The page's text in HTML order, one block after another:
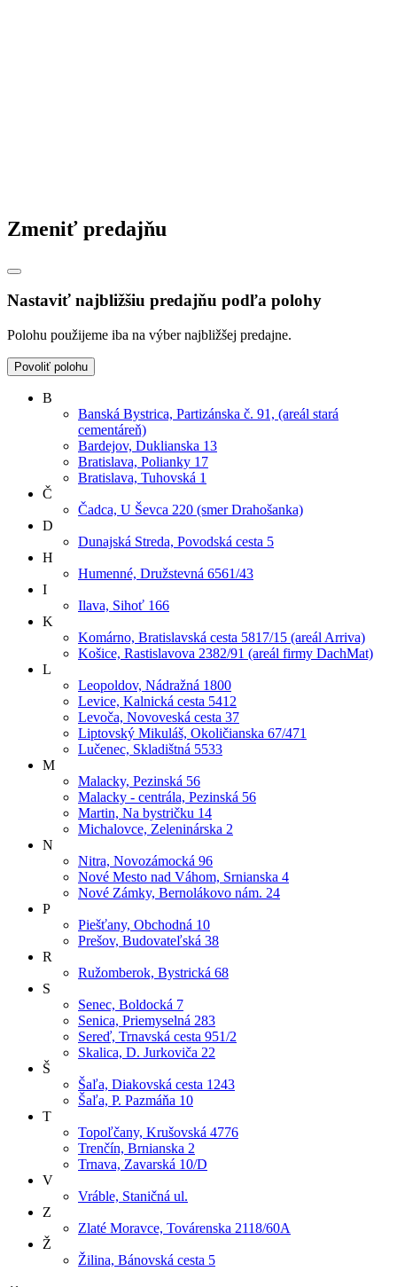
Zmeniť predajňu
Nastaviť najbližšiu predajňu podľa polohy
Polohu použijeme iba na výber najbližšej predajne.
Povoliť polohu
B
Banská Bystrica, Partizánska č. 91, (areál stará
cementáreň)
Bardejov, Duklianska 13
Bratislava, Polianky 17
Bratislava, Tuhovská 1
Č
Čadca, U Ševca 220 (smer Drahošanka)
D
Dunajská Streda, Povodská cesta 5
H
Humenné, Družstevná 6561/43
I
Ilava, Sihoť 166
K
Komárno, Bratislavská cesta 5817/15 (areál Arriva)
Košice, Rastislavova 2382/91 (areál firmy DachMat)
L
Leopoldov, Nádražná 1800
Levice, Kalnická cesta 5412
Levoča, Novoveská cesta 37
Liptovský Mikuláš, Okoličianska 67/471
Lučenec, Skladištná 5533
M
Malacky, Pezinská 56
Malacky - centrála, Pezinská 56
Martin, Na bystričku 14
Michalovce, Zeleninárska 2
N
Nitra, Novozámocká 96
Nové Mesto nad Váhom, Srnianska 4
Nové Zámky, Bernolákovo nám. 24
P
Piešťany, Obchodná 10
Prešov, Budovateľská 38
R
Ružomberok, Bystrická 68
S
Senec, Boldocká 7
Senica, Priemyselná 283
Sereď, Trnavská cesta 951/2
Skalica, D. Jurkoviča 22
Š
Šaľa, Diakovská cesta 1243
Šaľa, P. Pazmáňa 10
T
Topoľčany, Krušovská 4776
Trenčín, Brnianska 2
Trnava, Zavarská 10/D
V
Vráble, Staničná ul.
Z
Zlaté Moravce, Továrenska 2118/60A
Ž
Žilina, Bánovská cesta 5